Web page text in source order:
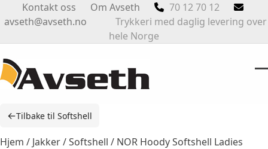
to
Kontakt oss Om Avseth
70 12 70 12
avseth@avseth.no Trykkeri med daglig levering over
hele Norge
←Tilbake til Softshell
Hjem / Jakker/Softshell / NOR Hoody Softshell Ladies